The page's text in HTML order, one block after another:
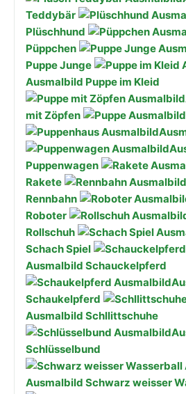
Teddybär
Plüschhund
Püppchen
Puppe Junge
Ausmalbild Puppe im Kleid
mit Zöpfen
Puppenwagen
Rakete
Rennbahn
Roboter
Rollschuh
Schach Spiel
Ausmalbild Schauckelpferd
Schaukelpferd
Ausmalbild Schllittschuhe
Schlüsselbund
Ausmalbild Schwarz weisser